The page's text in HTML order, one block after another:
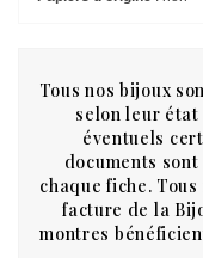
Tous nos bijoux
selon leur état
éventuels
documents
chaque fiche.
facture de la
montres